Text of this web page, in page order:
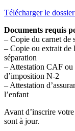
Télécharger le
Documents requis
– Copie du carnet de
– Copie ou extrait de
séparation
– Attestation CAF
d’imposition N-2
– Attestation
l’enfant
Avant d’inscrire
sont à jour.